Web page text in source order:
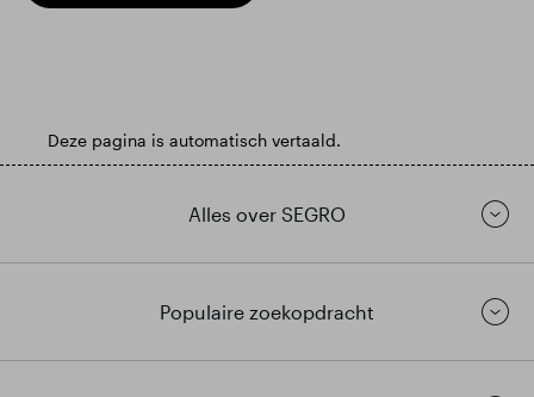
Deze pagina is automatisch vertaald.
Alles over SEGRO
Populaire zoekopdracht